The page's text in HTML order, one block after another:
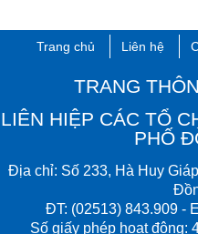
Trang chủ Liên hệ
TRANG
LIÊN HIỆP CÁC TỔ
PHỐ
Địa chỉ: Số 233, Hà Huy
ĐT: (02513) 843.909-
Số giấy phép hoạt động: